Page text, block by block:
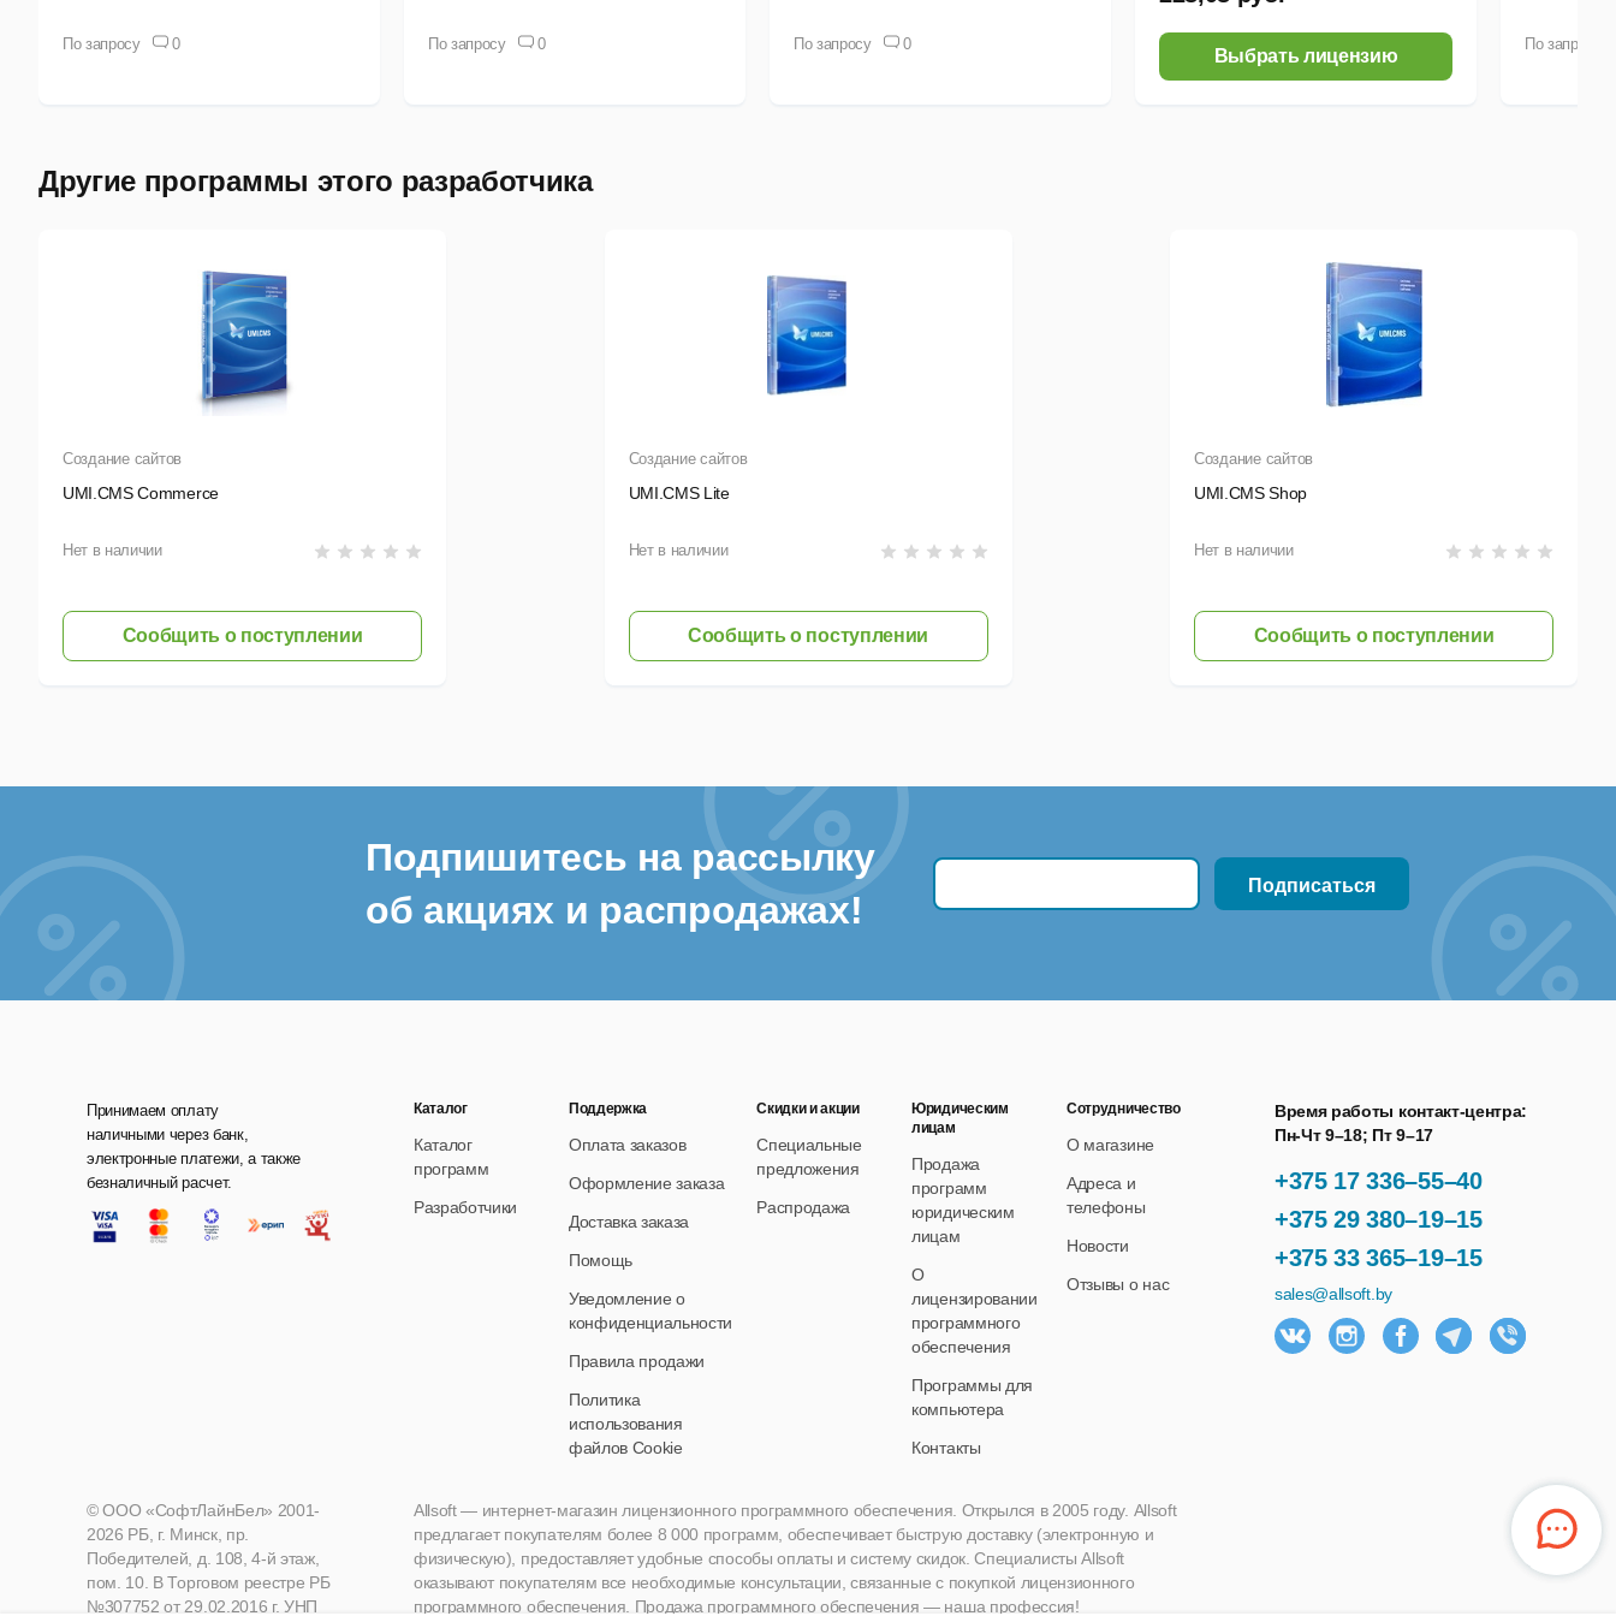
По запросу 0 По запросу 0 По запросу 0
Выбрать лицензию
По запросу
Другие программы этого разработчика
Создание сайтов
UMI.CMS Commerce
Нет в наличии
Сообщить о поступлении
Создание сайтов
UMI.CMS Lite
Нет в наличии
Сообщить о поступлении
Создание сайтов
UMI.CMS Shop
Нет в наличии
Сообщить о поступлении
Подпишитесь на рассылку
об акциях и распродажах!
Принимаем оплату
наличными через банк,
электронные платежи, а также
безналичный расчет.
+375 17 336–55–40
+375 29 380–19–15
+375 33 365–19–15
Время работы контакт-центра:
Пн-Чт 9–18; Пт 9–17
sales@allsoft.by
Каталог
Каталог
программ
Разработчики
Поддержка
Оплата заказов
Оформление заказа
Доставка заказа
Помощь
Уведомление о
конфиденциальности
Правила продажи
Политика
использования
файлов Cookie
Скидки и акции
Специальные
предложения
Распродажа
Юридическим
лицам
Продажа
программ
юридическим
лицам
О
лицензировании
программного
обеспечения
Программы для
компьютера
Контакты
Сотрудничество
О магазине
Адреса и
телефоны
Новости
Отзывы о нас
Allsoft — интернет-магазин лицензионного программного обеспечения. Открылся в 2005 году. Allsoft
предлагает покупателям более 8 000 программ, обеспечивает быструю доставку (электронную и
физическую), предоставляет удобные способы оплаты и систему скидок. Специалисты Allsoft
оказывают покупателям все необходимые консультации, связанные с покупкой лицензионного
программного обеспечения. Продажа программного обеспечения — наша профессия!
© ООО «СофтЛайнБел» 2001-
2026 РБ, г. Минск, пр.
Победителей, д. 108, 4-й этаж,
пом. 10. В Торговом реестре РБ
№307752 от 29.02.2016 г. УНП